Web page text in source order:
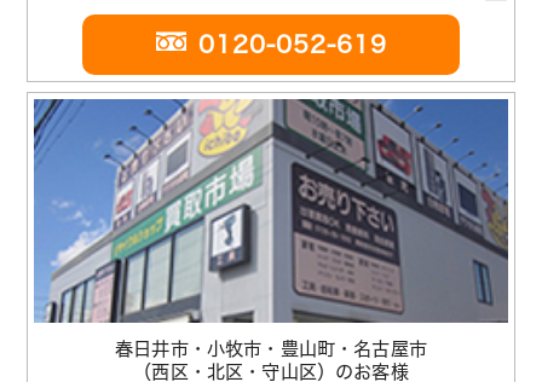
0120-052-619
春日井市・小牧市・豊山町・名古屋市
（西区・北区・守山区）のお客様